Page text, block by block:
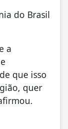
do Brasil
a
que isso
quer